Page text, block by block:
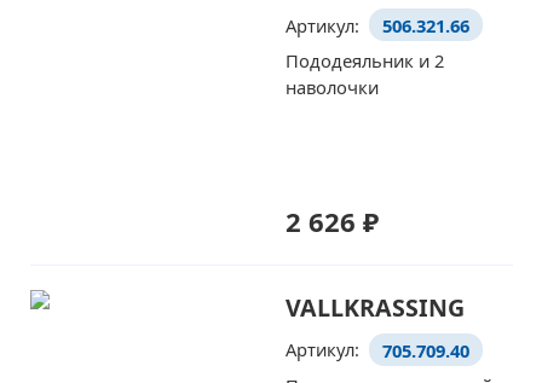
Артикул:
506.321.66
Пододеяльник и 2
наволочки
2 626 ₽
VALLKRASSING
Артикул:
705.709.40